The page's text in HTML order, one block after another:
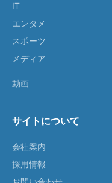
IT
エンタメ
スポーツ
メディア
動画
サイトについて
会社案内
採用情報